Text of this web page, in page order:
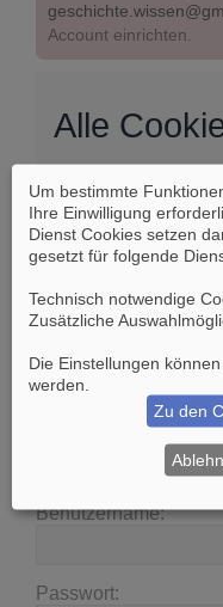
Account einrichten.
Alle
Sind Sie sich
Boards löschen
Benutzername:
Passwort:
Um bestimmte
Ihre Einwilligung
Dienst Cookies setzen
gesetzt für folgende
Technisch notwendige
Zusätzliche
Die Einstellungen
werden.
Zu den